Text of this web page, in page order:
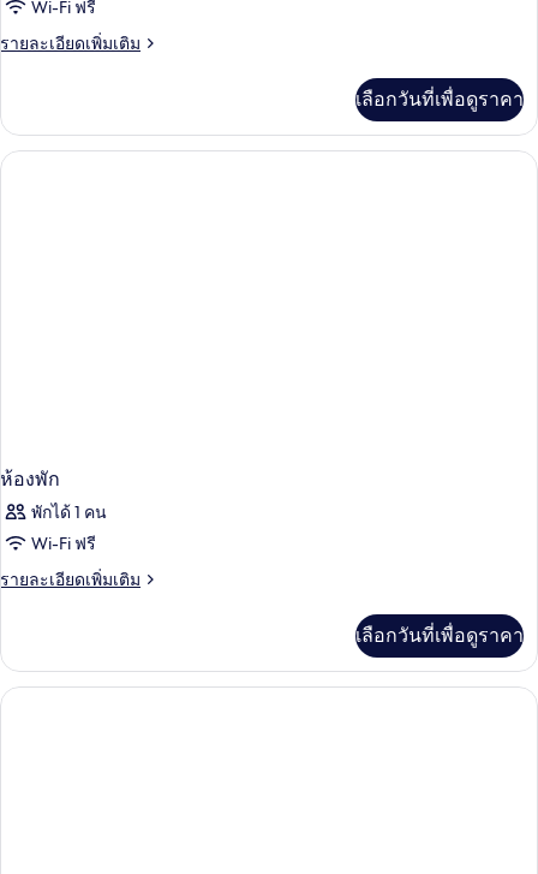
ห้อง
แฟ
ลี่
สำหรับ
Wi-Fi ฟรี
รายละเอียดเพิ่มเติม
ราย
เกี่ยว
กับ
ห้อง
เลือกวันที่เพื่อดูราคา
ห้องพัก
พักได้ 1 คน
Wi-Fi ฟรี
รายละเอียดเพิ่มเติม
ราย
เกี่ยว
กับ
ห้อง
เลือกวันที่เพื่อดูราคา